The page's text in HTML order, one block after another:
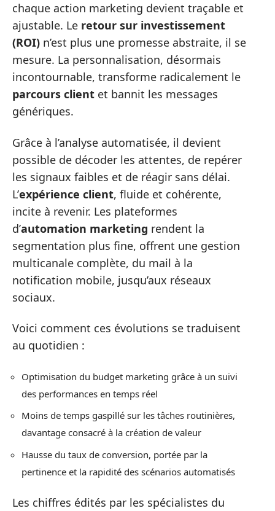
chaque action marketing devient traçable et
ajustable. Le retour sur investissement
(ROI) n’est plus une promesse abstraite, il se
mesure. La personnalisation, désormais
incontournable, transforme radicalement le
parcours client et bannit les messages
génériques.
Grâce à l’analyse automatisée, il devient
possible de décoder les attentes, de repérer
les signaux faibles et de réagir sans délai.
L’expérience client, fluide et cohérente,
incite à revenir. Les plateformes
d’automation marketing rendent la
segmentation plus fine, offrent une gestion
multicanale complète, du mail à la
notification mobile, jusqu’aux réseaux
sociaux.
Voici comment ces évolutions se traduisent
au quotidien :
Optimisation du budget marketing grâce à un suivi
des performances en temps réel
Moins de temps gaspillé sur les tâches routinières,
davantage consacré à la création de valeur
Hausse du taux de conversion, portée par la
pertinence et la rapidité des scénarios automatisés
Les chiffres édités par les spécialistes du